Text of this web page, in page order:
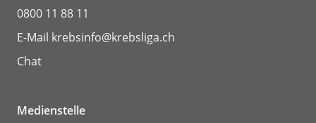
0800 11 88 11
E-Mail krebsinfo@krebsliga.ch
Chat
Medienstelle